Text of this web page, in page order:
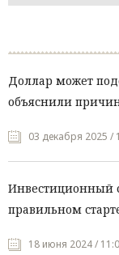
Доллар может
объяснили
03 декабря 2025 /
Инвестиционный
правильном
18 июня 2024 /